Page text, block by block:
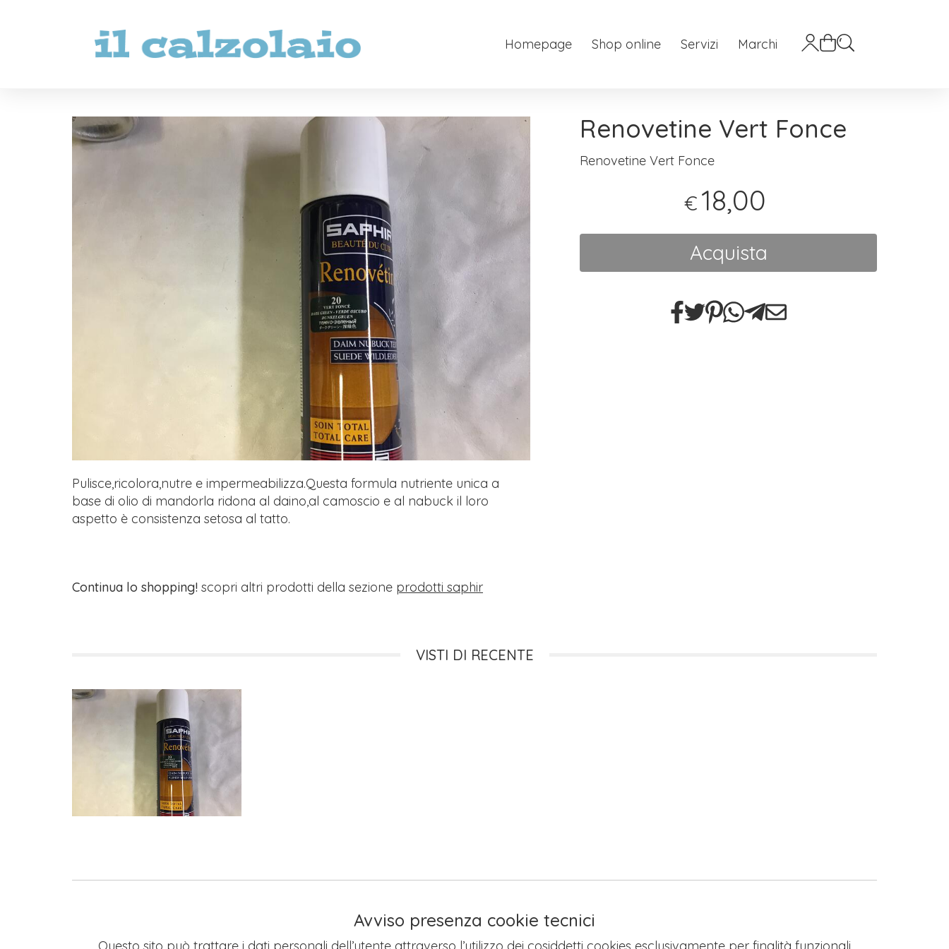
Homepage Shop online Servizi Marchi
Pulisce,ricolora,nutre e impermeabilizza.Questa formula nutriente unica a
base di olio di mandorla ridona al daino,al camoscio e al nabuck il loro
aspetto è consistenza setosa al tatto.
Renovetine Vert Fonce
Renovetine Vert Fonce
€ 18,00
Acquista
Continua lo shopping! scopri altri prodotti della sezione prodotti saphir
VISTI DI RECENTE
Avviso presenza cookie tecnici